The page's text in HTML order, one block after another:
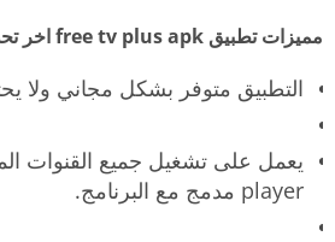
مميزات تطبيق free tv plus apk اخر تحديث للأندرويد
التطبيق متوفر بشكل مجاني ولا
يعمل على تشغيل جميع القنوات
player مدمج مع البرنامج.